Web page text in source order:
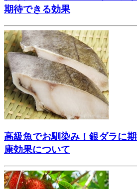
期待できる効果
高級魚でお馴染み！銀ダラに
康効果について